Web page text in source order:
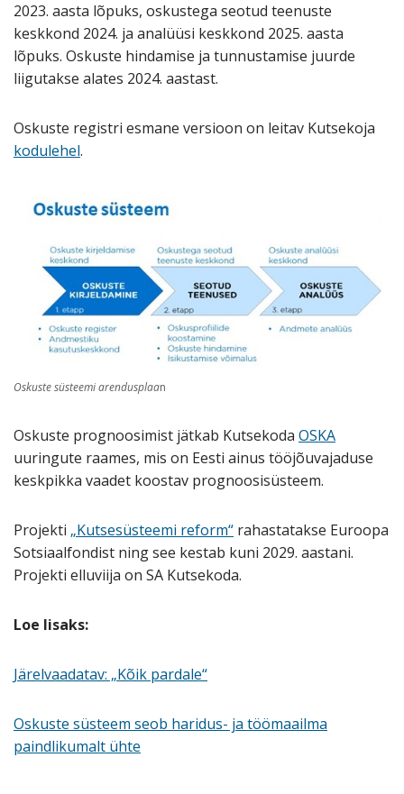
2023. aasta lõpuks, oskustega seotud teenuste
keskkond 2024. ja analüüsi keskkond 2025. aasta
lõpuks. Oskuste hindamise ja tunnustamise juurde
liigutakse alates 2024. aastast.
Oskuste registri esmane versioon on leitav Kutsekoja
kodulehel.
Oskuste süsteemi arendusplaan
Oskuste prognoosimist jätkab Kutsekoda OSKA
uuringute raames, mis on Eesti ainus tööjõuvajaduse
keskpikka vaadet koostav prognoosisüsteem.
Projekti „Kutsesüsteemi reform“ rahastatakse Euroopa
Sotsiaalfondist ning see kestab kuni 2029. aastani.
Projekti elluviija on SA Kutsekoda.
Loe lisaks:
Järelvaadatav: „Kõik pardale“
Oskuste süsteem seob haridus- ja töömaailma
paindlikumalt ühte